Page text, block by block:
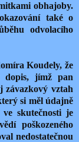
obhajoby.
také o
odvolacího
Koudely, že
dopis, jímž pan
vztah
si měl údajně
skutečnosti je
poškozeného
nedostatečnou